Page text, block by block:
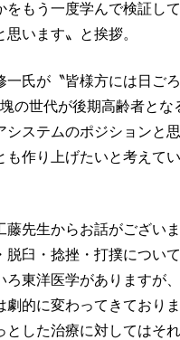
もう一度学んで検証し
います〟と挨拶。
氏が〝皆様方には日
の世代が後期高齢者と
ステムのポジション
作り上げたいと考えて
藤先生からお話がござい
臼・捻挫・打撲につい
東洋医学がありますが
的に変わってきており
した治療に対してはそ